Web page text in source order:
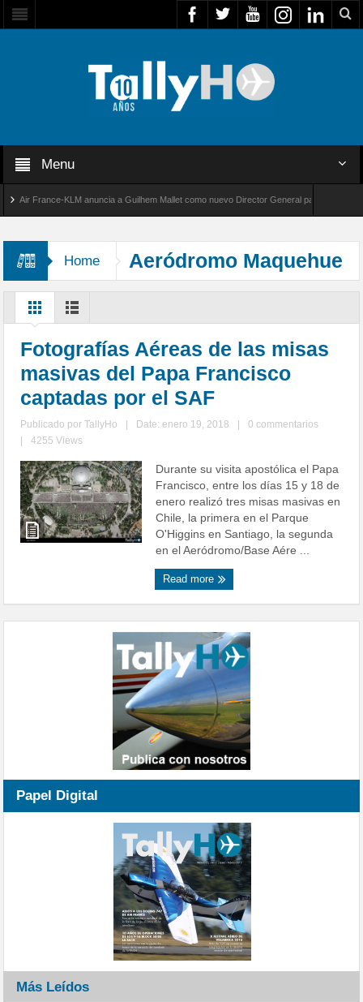
Menu
France-KLM anuncia a Guilhem Mallet como nuevo Director General para América Latina
Home Aeródromo Maquehue
Fotografías Aéreas de las misas
masivas del Papa Francisco
captadas por el SAF
Publicado porTallyHo Date: enero 19, 2018
0 commentarios
4255 Views
Durante su visita apostólica el Papa
Francisco, entre los días 15 y 18 de
enero realizó tres misas masivas en
Chile, la primera en el Parque
O'Higgins en Santiago, la segunda
en el Aeródromo/Base Aére ...
Read more
Papel Digital
Más Leídos